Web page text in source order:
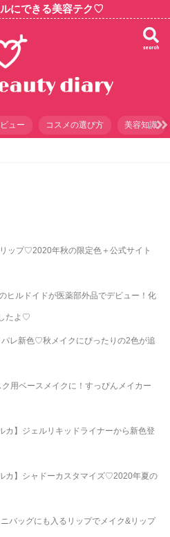
にできる美容テク♡
search
ュー コスメの選び方 美容知識
リップ♡2020年秋の限定色＋公式サイト
ヒルドイドが医薬部外品でデビュー！化
たよ♡
パレ新色♡秋メイクにぴったりの2色が追
ク用ベースメイクに！すっぴんメイカー
カ】ジェルリキッドライナーから新色登
カ】シャドーカスタマイズ♡2020年夏の
ニバッグにも入るリップでメイク&リップ